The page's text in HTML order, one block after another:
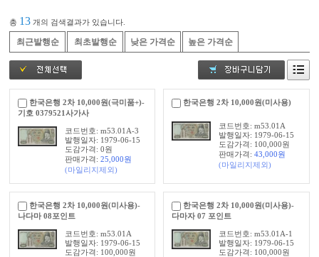
최근발행순 최초발행순 낮은 가격순 높은 가격순
총 13 개의 검색결과가 있습니다.
한국은행 2차 10,000원(극미품+)-
기호 0379521사가사
코드번호: m53.01A-3
발행일자: 1979-06-15
도감가격: 0원
판매가격: 25,000원
(마일리지제외)
한국은행 2차 10,000원(미사용)
코드번호: m53.01A
발행일자: 1979-06-15
도감가격: 100,000원
판매가격: 43,000원
(마일리지제외)
한국은행 2차 10,000원(미사용)-
나다마 08포인트
코드번호: m53.01A
발행일자: 1979-06-15
도감가격: 100,000원
한국은행 2차 10,000원(미사용)-
다마자 07 포인트
코드번호: m53.01A-1
발행일자: 1979-06-15
도감가격: 100,000원